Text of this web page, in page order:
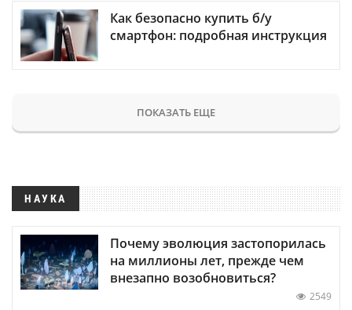
Как безопасно купить б/у
смартфон: подробная инструкция
ПОКАЗАТЬ ЕЩЕ
НАУКА
Почему эволюция застопорилась
на миллионы лет, прежде чем
внезапно возобновиться?
2549